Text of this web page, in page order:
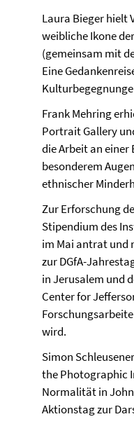
Laura Bieger hielt
weibliche Ikone
(gemeinsam mit
Eine
Frank Mehring
Portrait Gallery
die Arbeit an einer
besonderem
ethnischer
Zur Erforschung
Stipendium des
im Mai antrat und
zur DGfA-
in Jerusalem und
Center for
wird.
Simon
the Photographic
Normalität in John
Aktionstag zur